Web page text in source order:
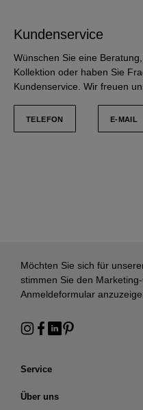
Kundenservice
Wünschen Sie eine
Kollektion oder haben Sie
Kundenservice. Wir freuen
TELEFON E-MAIL
Service
Über uns
Möchten Sie sich für
stimmen Sie den
Anmeldeformular